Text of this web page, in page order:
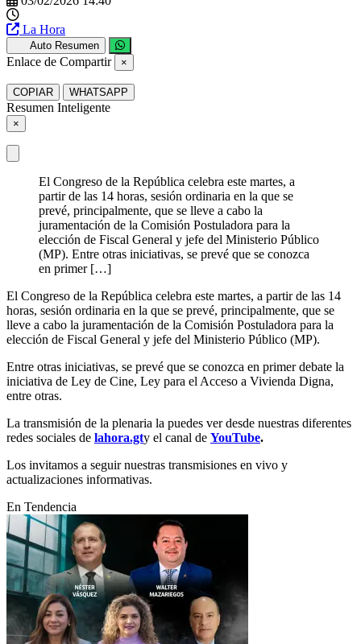
La Hora
Auto Resumen
Enlace de Compartir ×
COPIAR WHATSAPP
Resumen Inteligente
×
El Congreso de la República celebra este martes, a
partir de las 14 horas, sesión ordinaria en la que se
prevé, principalmente, que se lleve a cabo la
juramentación de la Comisión Postuladora para la
elección de Fiscal General y jefe del Ministerio Público
(MP). Entre otras iniciativas, se prevé que se conozca
en primer […]
El Congreso de la República celebra este martes, a partir de las 14
horas, sesión ordinaria en la que se prevé, principalmente, que se
lleve a cabo la juramentación de la Comisión Postuladora para la
elección de Fiscal General y jefe del Ministerio Público (MP).
Entre otras iniciativas, se prevé que se conozca en primer debate la
iniciativa de Ley de Cine, Ley para el Acceso a Vivienda Digna,
entre otras.
La transmisión de la plenaria la puedes ver desde nuestras diferentes
redes sociales de lahora.gty el canal de YouTube.
Los invitamos a seguir nuestras transmisiones en vivo y
actualizaciones informativas.
En Tendencia